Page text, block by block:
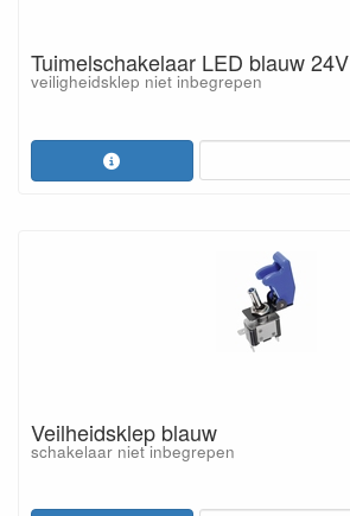
Tuimelschakelaar LED blauw 24V
veiligheidsklep niet inbegrepen
Veilheidsklep blauw
schakelaar niet inbegrepen